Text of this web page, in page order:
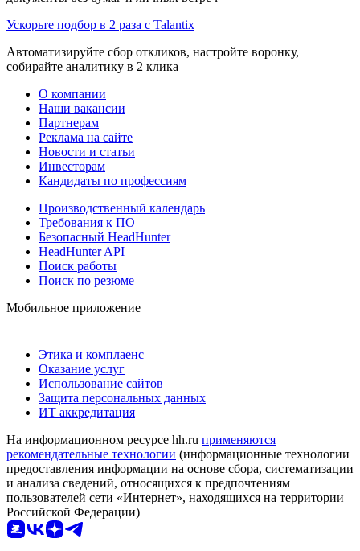
Ускорьте подбор в 2 раза с Talantix
Автоматизируйте сбор откликов, настройте воронку,
собирайте аналитику в 2 клика
О компании
Наши вакансии
Партнерам
Реклама на сайте
Новости и статьи
Инвесторам
Кандидаты по профессиям
Производственный календарь
Требования к ПО
Безопасный HeadHunter
HeadHunter API
Поиск работы
Поиск по резюме
Мобильное приложение
Этика и комплаенс
Оказание услуг
Использование сайтов
Защита персональных данных
ИТ аккредитация
На информационном ресурсе hh.ru применяются
рекомендательные технологии (информационные технологии
предоставления информации на основе сбора, систематизации
и анализа сведений, относящихся к предпочтениям
пользователей сети «Интернет», находящихся на территории
Российской Федерации)